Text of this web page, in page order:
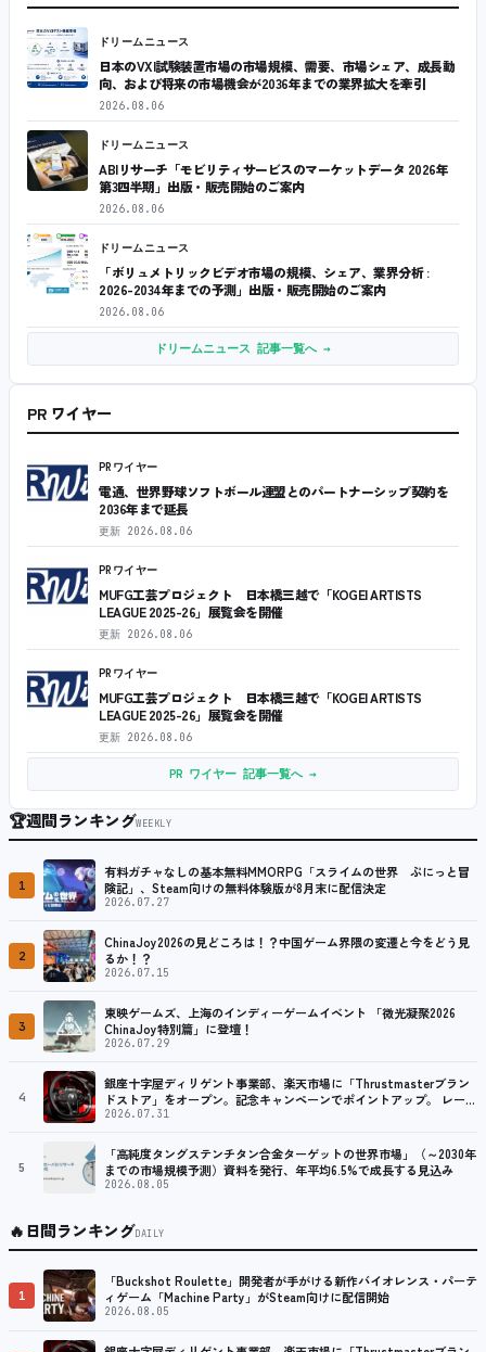
ドリームニュース
日本のVXI試験装置市場の市場規模、需要、市場シェア、成長動
向、および将来の市場機会が2036年までの業界拡大を牽引
2026.08.06
ドリームニュース
ABIリサーチ「モビリティサービスのマーケットデータ 2026年
第3四半期」出版・販売開始のご案内
2026.08.06
ドリームニュース
「ボリュメトリックビデオ市場の規模、シェア、業界分析 :
2026-2034年までの予測」出版・販売開始のご案内
2026.08.06
ドリームニュース 記事一覧へ →
PR ワイヤー
PRワイヤー
電通、世界野球ソフトボール連盟とのパートナーシップ契約を
2036年まで延長
更新 2026.08.06
PRワイヤー
MUFG工芸プロジェクト 日本橋三越で「KOGEI ARTISTS
LEAGUE 2025-26」展覧会を開催
更新 2026.08.06
PRワイヤー
MUFG工芸プロジェクト 日本橋三越で「KOGEI ARTISTS
LEAGUE 2025-26」展覧会を開催
更新 2026.08.06
PR ワイヤー 記事一覧へ →
🏆週間ランキングWEEKLY
1
有料ガチャなしの基本無料MMORPG「スライムの世界 ぷにっと冒
険記」、Steam向けの無料体験版が8月末に配信決定
2026.07.27
2
ChinaJoy2026の見どころは！？中国ゲーム界隈の変遷と今をどう見
るか！？
2026.07.15
3
東映ゲームズ、上海のインディーゲームイベント 「微光凝聚2026
ChinaJoy特別篇」に登壇！
2026.07.29
4
銀座十字屋ディリゲント事業部、楽天市場に「Thrustmasterブラン
ドストア」をオープン。記念キャンペーンでポイントアップ。 レーシ
ング／フライトシム向けコントローラーを中心に、幅広くラインナッ
2026.07.31
5
「高純度タングステンチタン合金ターゲットの世界市場」（～2030年
までの市場規模予測）資料を発行、年平均6.5%で成長する見込み
2026.08.05
🔥日間ランキングDAILY
1
「Buckshot Roulette」開発者が手がける新作バイオレンス・パーテ
ィゲーム「Machine Party」がSteam向けに配信開始
2026.08.05